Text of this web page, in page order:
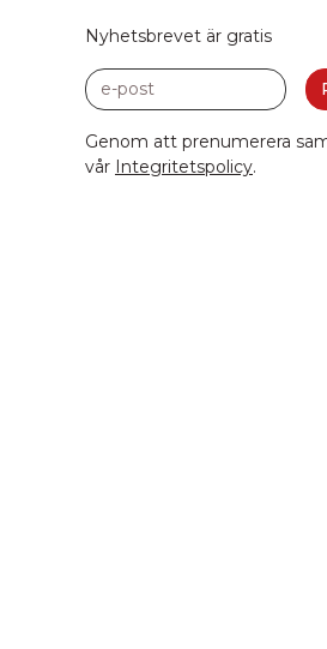
Nyhetsbrevet är gratis
e-post
Genom att prenumerera
vår Integritetspolicy.